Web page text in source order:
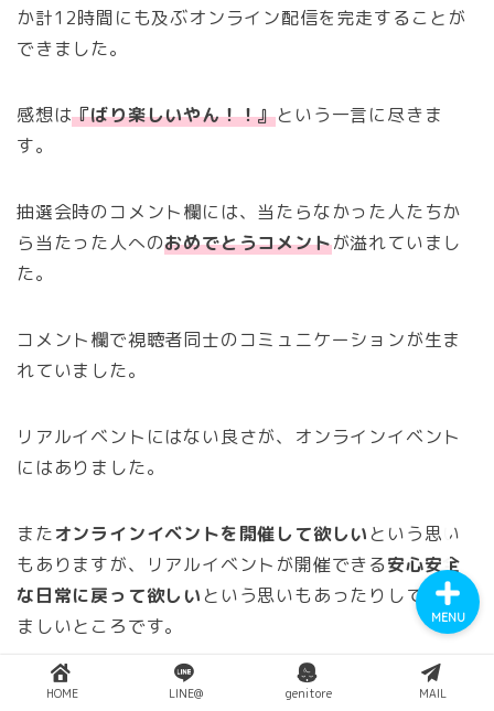
か計12時間にも及ぶオンライン配信を完走することが
できました。
感想は『ばり楽しいやん！！』という一言に尽きま
す。
抽選会時のコメント欄には、当たらなかった人たちか
ら当たった人へのおめでとうコメントが溢れていまし
た。
コメント欄で視聴者同士のコミュニケーションが生ま
れていました。
リアルイベントにはない良さが、オンラインイベント
にはありました。
またオンラインイベントを開催して欲しいという思い
もありますが、リアルイベントが開催できる安心安全
な日常に戻って欲しいという思いもあったりして、悩
ましいところです。
でもオンラインイベントの良さ を知ったから、 リアル
HOME LINE@ genitore MAIL
MENU
Instagram